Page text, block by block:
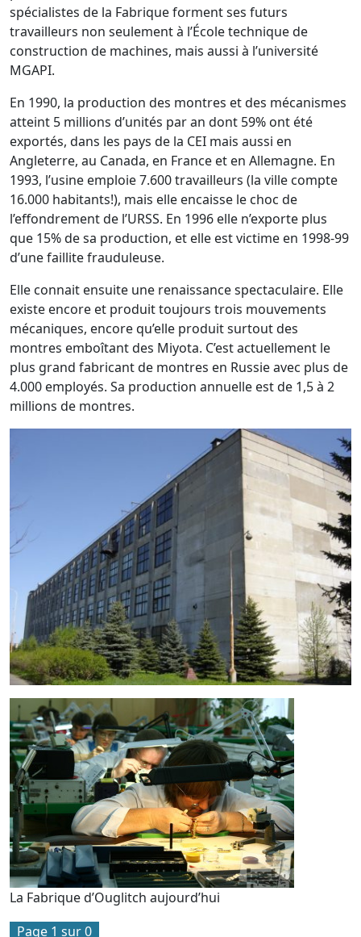
spécialistes de la Fabrique forment ses futurs
travailleurs non seulement à l’École technique de
construction de machines, mais aussi à l’université
MGAPI.
En 1990, la production des montres et des mécanismes
atteint 5 millions d’unités par an dont 59% ont été
exportés, dans les pays de la CEI mais aussi en
Angleterre, au Canada, en France et en Allemagne. En
1993, l’usine emploie 7.600 travailleurs (la ville compte
16.000 habitants!), mais elle encaisse le choc de
l’effondrement de l’URSS. En 1996 elle n’exporte plus
que 15% de sa production, et elle est victime en 1998-99
d’une faillite frauduleuse.
Elle connait ensuite une renaissance spectaculaire. Elle
existe encore et produit toujours trois mouvements
mécaniques, encore qu’elle produit surtout des
montres emboîtant des Miyota. C’est actuellement le
plus grand fabricant de montres en Russie avec plus de
4.000 employés. Sa production annuelle est de 1,5 à 2
millions de montres.
La Fabrique d’Ouglitch aujourd’hui
Page 1 sur 0